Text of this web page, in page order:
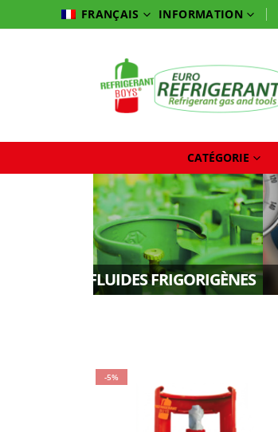
FRANÇAIS INFORMATION
CATÉGORIE
FLUIDES FRIGORIGÈNES
-5%